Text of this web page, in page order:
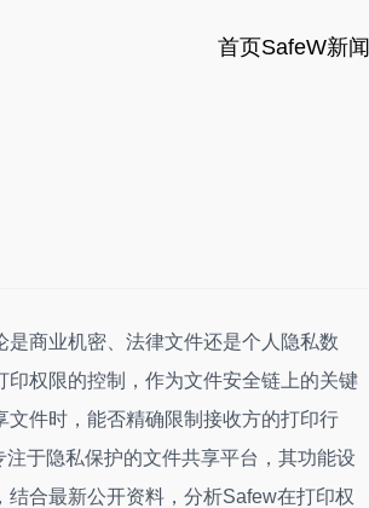
首页SafeW新闻
商业机密、法律文件还是个人隐私数
权限的控制，作为文件安全链上的关键
件时，能否精确限制接收方的打印行
注于隐私保护的文件共享平台，其功能设
合最新公开资料，分析Safew在打印权